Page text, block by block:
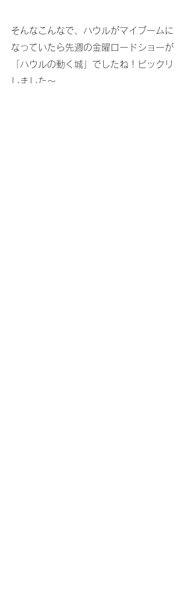
そんなこんなで、ハウルがマイブームに
なっていたら先週の金曜ロードショーが
「ハウルの動く城」でしたね！ビックリ
しました～